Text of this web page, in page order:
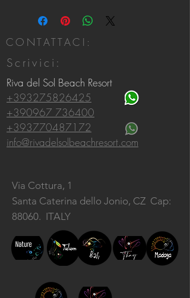
CONTATTACI:
Scrivici:
Riva del Sol Beach Resort
+393275826425
+390967 736400
+393770487172
info@rivadelsolbeachresort.com
Via Cottura, 1
Santa Caterina dello Jonio, CZ Cap:
88060. ITALY